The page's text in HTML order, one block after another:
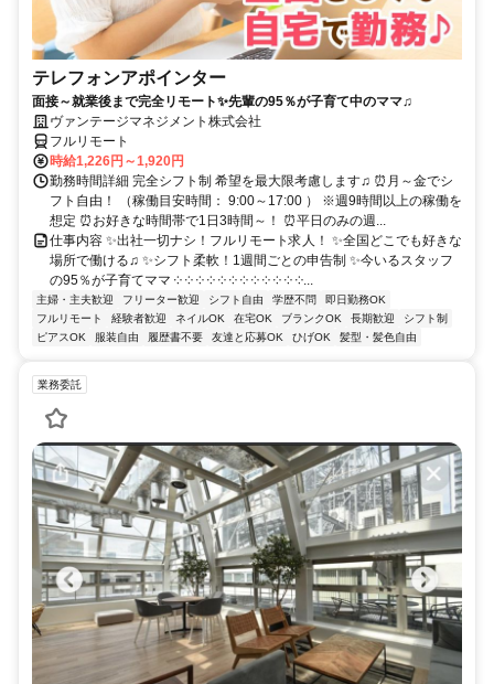
テレフォンアポインター
面接～就業後まで完全リモート✨先輩の95％が子育て中のママ♫
ヴァンテージマネジメント株式会社
フルリモート
時給1,226円～1,920円
勤務時間詳細 完全シフト制 希望を最大限考慮します♫ ⏰月～金でシ
フト自由！ （稼働目安時間： 9:00～17:00 ） ※週9時間以上の稼働を
想定 ⏰お好きな時間帯で1日3時間～！ ⏰平日のみの週...
仕事内容 ✨出社一切ナシ！フルリモート求人！ ✨全国どこでも好きな
場所で働ける♫ ✨シフト柔軟！1週間ごとの申告制 ✨今いるスタッフ
の95％が子育てママ ༶ ༶ ༶ ༶ ༶ ༶ ༶ ༶ ༶ ༶ ༶ ༶...
主婦・主夫歓迎 フリーター歓迎 シフト自由 学歴不問
即日勤務OK
フルリモート
経験者歓迎 ネイルOK 在宅OK ブランクOK 長期歓迎
シフト制
ピアスOK
服装自由 履歴書不要 友達と応募OK ひげOK 髪型・髪色自由
業務委託